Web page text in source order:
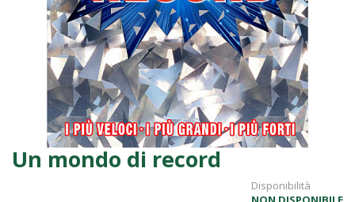
Un mondo di record
Disponibilità